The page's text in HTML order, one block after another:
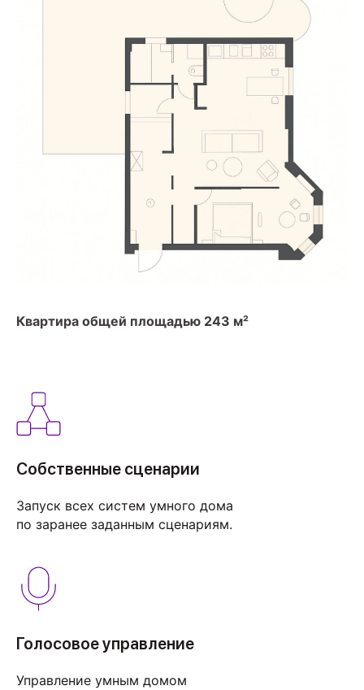
Квартира общей площадью 243 м²
Собственные сценарии
Запуск всех систем умного дома
по заранее заданным сценариям.
Голосовое управление
Управление умным домом